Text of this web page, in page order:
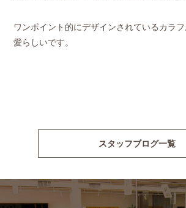
ワンポイント的にデザインされているカラ
愛らしいです。
スタッフブログ一覧